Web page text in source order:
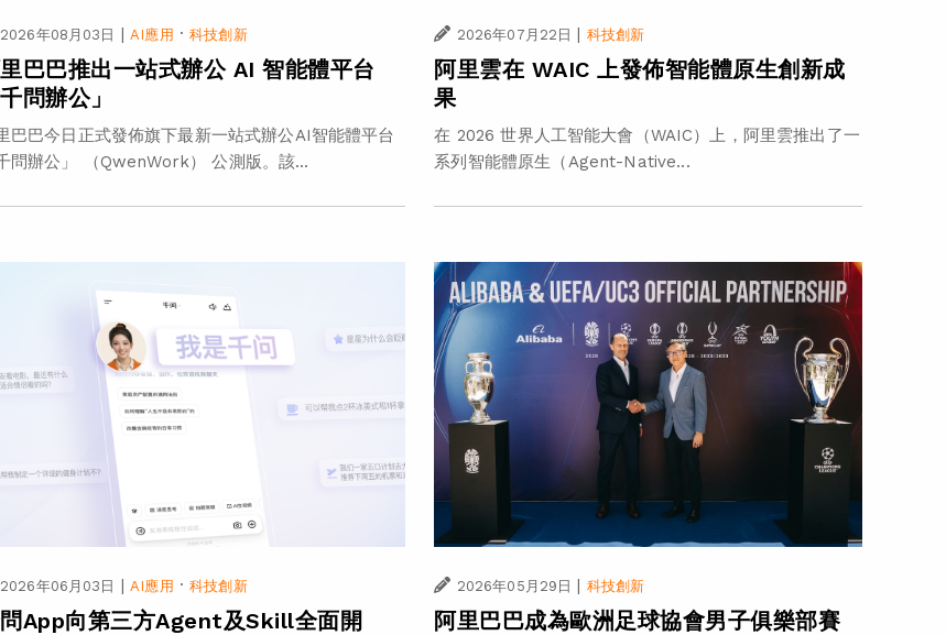
2026年08月03日 | AI應用 ·科技創新
巴巴推出一站式辦公 AI 智能體平台
千問辦公」
巴巴今日正式發佈旗下最新一站式辦公AI智能體平台
千問辦公」 （QwenWork） 公測版。該...
2026年07月22日 | 科技創新
阿里雲在 WAIC 上發佈智能體原生創新成
果
在 2026 世界人工智能大會（WAIC）上，阿里雲推出了一
系列智能體原生（Agent-Native...
2026年06月03日 | AI應用 ·科技創新
App向第三方Agent及Skill全面開
2026年05月29日 | 科技創新
阿里巴巴成為歐洲足球協會男子俱樂部賽